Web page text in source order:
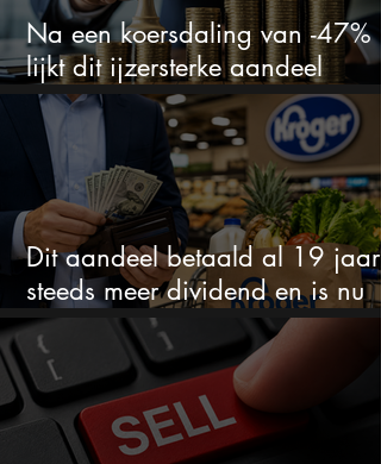
Na een koersdaling van -47%
lijkt dit ijzersterke aandeel
aantrekkelijker dan ooit
Dit aandeel betaald al 19 jaar
steeds meer dividend en is nu
goedkoop